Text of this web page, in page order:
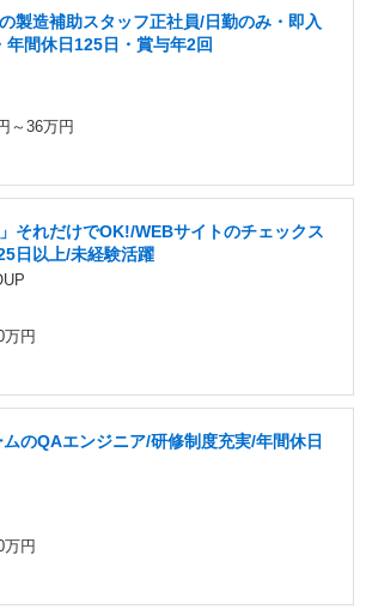
製造補助スタッフ正社員/日勤のみ・即入
間休日125日・賞与年2回
～36万円
」それだけでOK!/WEBサイトのチェックス
日以上/未経験活躍
万円
のQAエンジニア/研修制度充実/年間休日
万円